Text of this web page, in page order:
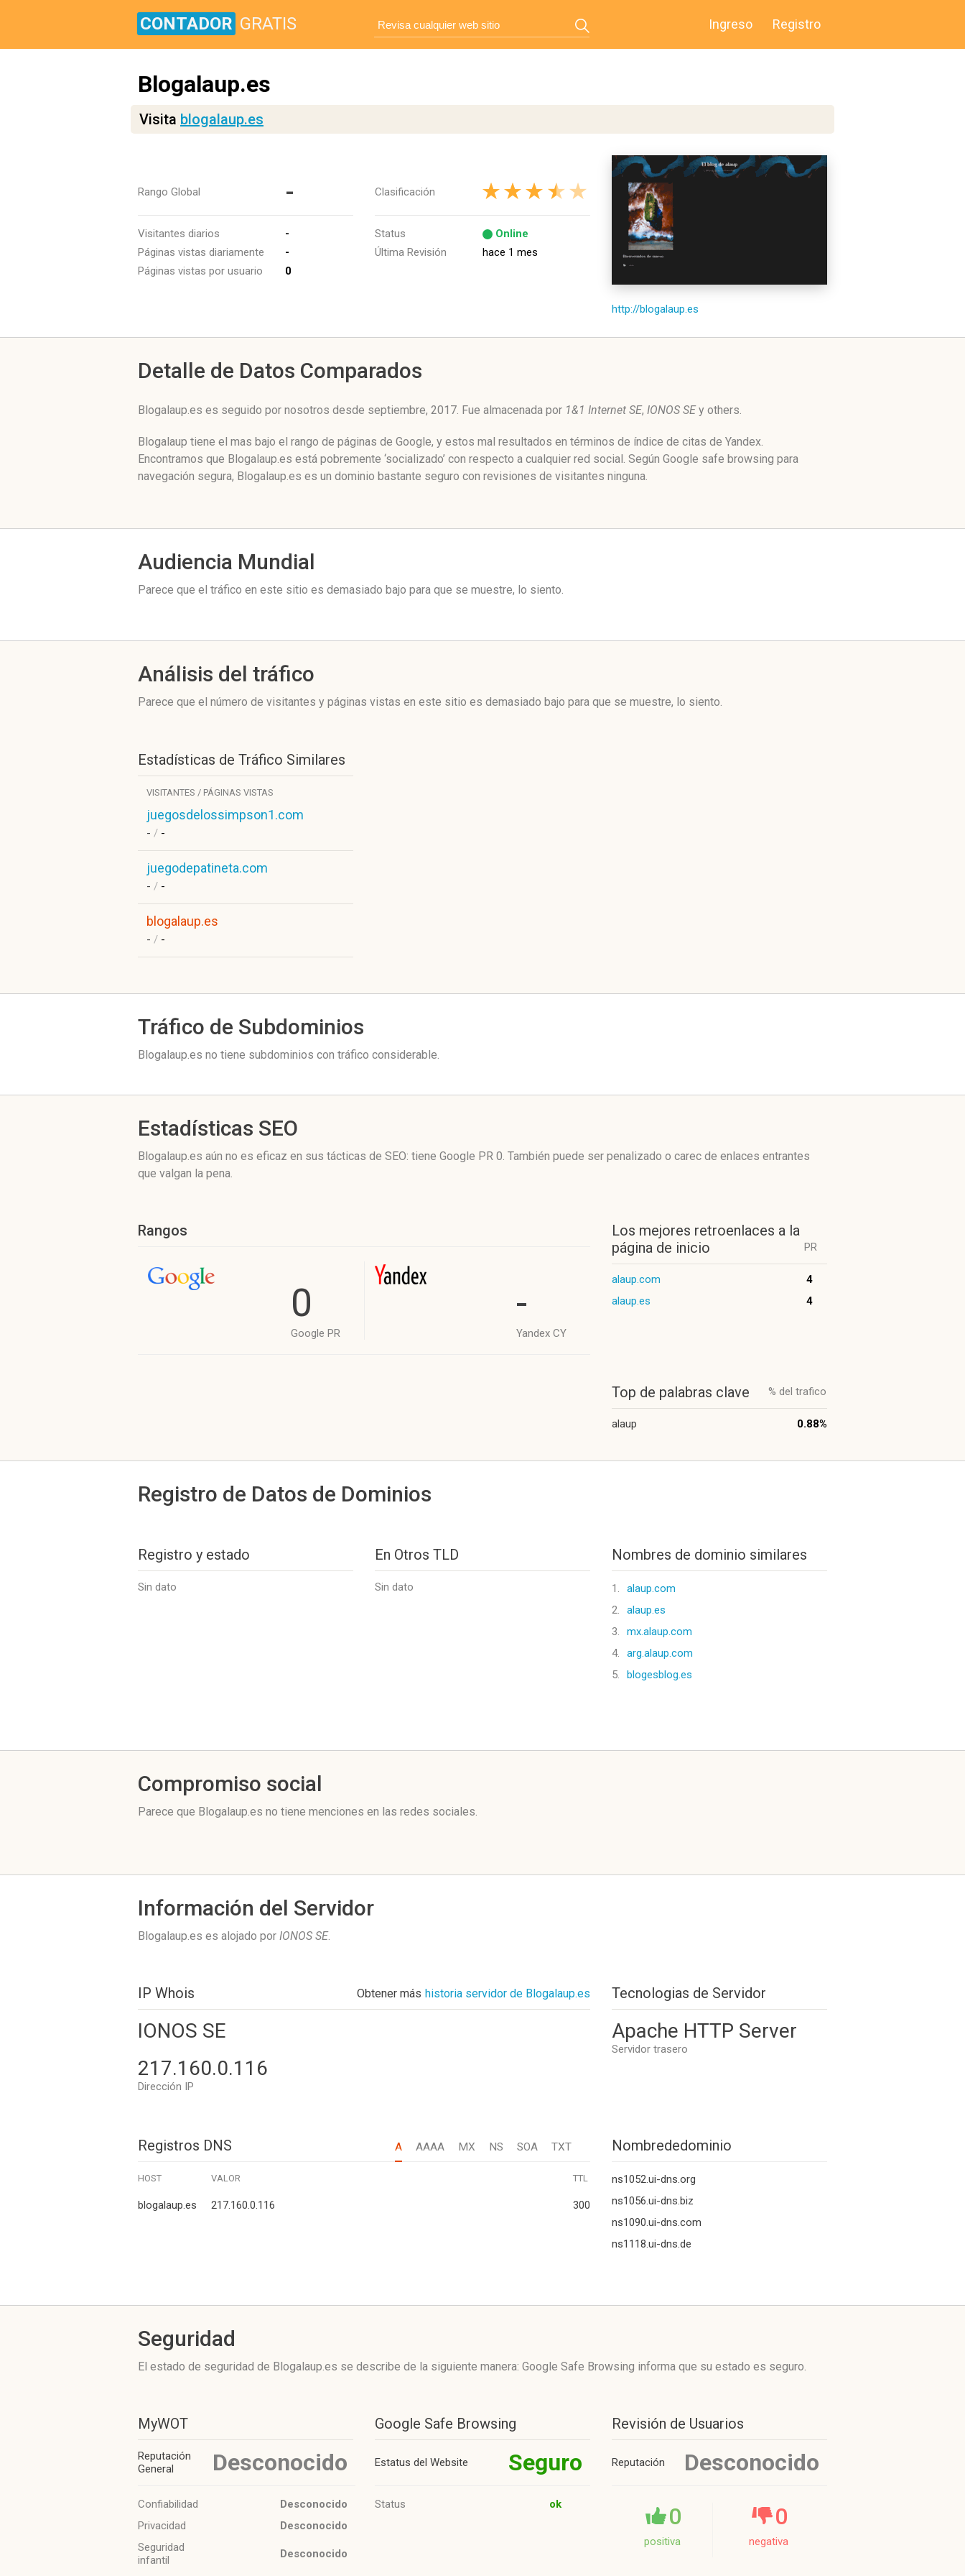
CONTADOR GRATIS Ingreso Registro
Blogalaup.es
Visita blogalaup.es
Rango Global -
Visitantes diarios
-
Páginas vistas diariamente
-
Páginas vistas por usuario
0
Clasificación
Status
Online
Última Revisión
hace 1 mes
http://blogalaup.es
Detalle de Datos Comparados
Blogalaup.es es seguido por nosotros desde septiembre, 2017. Fue almacenada por 1&1 Internet SE, IONOS SEy others.
Blogalaup tiene el mas bajo el rango de páginas de Google, y estos mal resultados en términos de índice de citas de Yandex.
Encontramos que Blogalaup.es está pobremente ‘socializado’ con respecto a cualquier red social. Según Google safe browsing para
navegación segura, Blogalaup.es es un dominio bastante seguro con revisiones de visitantes ninguna.
Audiencia Mundial
Parece que el tráfico en este sitio es demasiado bajo para que se muestre, lo siento.
Análisis del tráfico
Parece que el número de visitantes y páginas vistas en este sitio es demasiado bajo para que se muestre, lo siento.
Estadísticas de Tráfico Similares
VISITANTES / PÁGINAS VISTAS
juegosdelossimpson1.com
- / -
juegodepatineta.com
- / -
blogalaup.es
- / -
Tráfico de Subdominios
Blogalaup.es no tiene subdominios con tráfico considerable.
Estadísticas SEO
Blogalaup.es aún no es eficaz en sus tácticas de SEO: tiene Google PR 0. También puede ser penalizado o carec de enlaces entrantes
que valgan la pena.
Rangos
0
Google PR
-
Yandex CY
Los mejores retroenlaces a la
página de inicio
PR
alaup.com
4
alaup.es
4
Top de palabras clave % del trafico
alaup 0.88%
Registro de Datos de Dominios
Registro y estado
Sin dato
En Otros TLD
Sin dato
Nombres de dominio similares
1.
alaup.com
2.
alaup.es
3.
mx.alaup.com
4.
arg.alaup.com
5.
blogesblog.es
Compromiso social
Parece que Blogalaup.es no tiene menciones en las redes sociales.
Información del Servidor
Blogalaup.es es alojado por IONOS SE.
IP Whois Obtener más historia servidor de Blogalaup.es
IONOS SE
217.160.0.116
Dirección IP
Tecnologias de Servidor
Apache HTTP Server
Servidor trasero
Registros DNS A AAAA MX NS SOA TXT Nombrededominio
ns1052.ui-dns.org
ns1056.ui-dns.biz
ns1090.ui-dns.com
ns1118.ui-dns.de
HOST VALOR TTL
blogalaup.es 217.160.0.116 300
Seguridad
El estado de seguridad de Blogalaup.es se describe de la siguiente manera: Google Safe Browsing informa que su estado es seguro.
MyWOT
Reputación
General
Desconocido
Confiabilidad
Desconocido
Privacidad
Desconocido
Seguridad
infantil
Desconocido
Google Safe Browsing
Estatus del Website Seguro
Status ok
Revisión de Usuarios
Reputación
Desconocido
0
positiva
0
negativa